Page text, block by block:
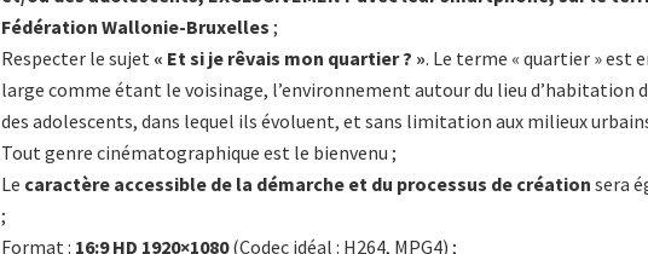
Fédération Wallonie-Bruxelles ;
Respecter le sujet « Et si je rêvais mon quartier ? ». Le terme « quartier » est
large comme étant le voisinage, l’environnement autour du lieu d’habitation
des adolescents, dans lequel ils évoluent, et sans limitation aux milieux
Tout genre cinématographique est le bienvenu ;
Le caractère accessible de la démarche et du processus de création sera
;
Format : 16:9 HD 1920×1080(Codec idéal : H264, MPG4) ;